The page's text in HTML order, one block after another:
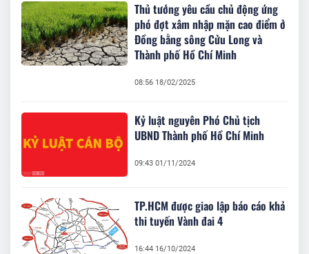
Thủ tướng yêu cầu chủ động ứng
phó đợt xâm nhập mặn cao điểm ở
Đồng bằng sông Cửu Long và
Thành phố Hồ Chí Minh
08:56 18/02/2025
Kỷ luật nguyên Phó Chủ tịch
UBND Thành phố Hồ Chí Minh
09:43 01/11/2024
TP.HCM được giao lập báo cáo khả
thi tuyến Vành đai 4
16:44 16/10/2024